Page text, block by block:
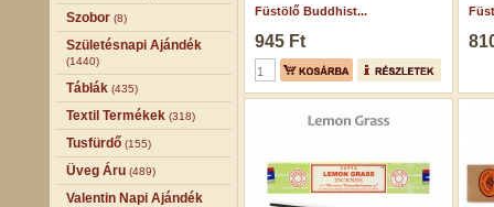
Szobor (8)
Születésnapi Ajándék
(1440)
Táblák (435)
Textil Termékek (318)
Tusfürdő (155)
Üveg Áru (489)
Valentin Napi Ajándék
Füstölő Buddhist...
945 Ft